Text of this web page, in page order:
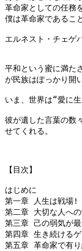
革命家としての任務
僕は革命家であるこ
エルネスト・チェゲ
平和という蜜に満た
が民族はぽっかり開
いま、世界は“愛に
彼が遺した言葉の数
せてくれる。
【目次】
はじめに
第一章 人生は戦場
第二章 大切な人へ
第三章 己の弱気が
第四章 生き続ける
第五章 革命家で有